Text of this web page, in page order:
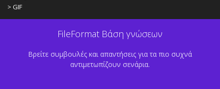
> GIF
FileFormat Βάση γνώσεων
Βρείτε συμβουλές και απαντήσεις για τα πιο συχνά
αντιμετωπίζουν σενάρια.